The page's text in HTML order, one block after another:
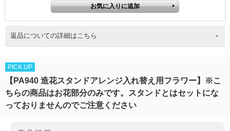
返品についての詳細はこちら
PICK UP
【PA940 造花スタンドアレンジ入れ替え用フラワー】※こ
ちらの商品はお花部分のみです。スタンドとはセットにな
っておりませんのでご注意ください